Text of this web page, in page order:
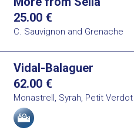
25.00 €
C. Sauvignon and Grenache
Vidal-Balaguer
62.00 €
Monastrell, Syrah, Petit
Allergens